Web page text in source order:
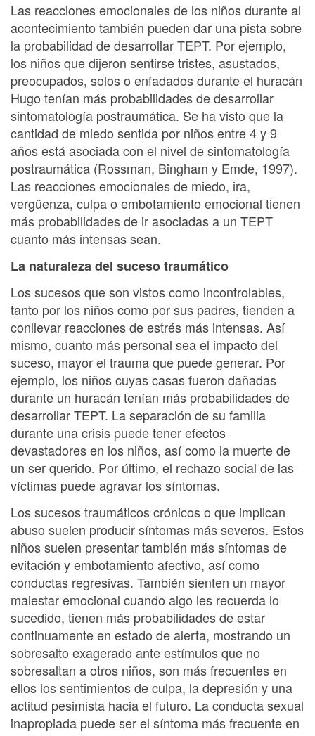
Las reacciones emocionales de los niños durante al
acontecimiento también pueden dar una pista sobre
la probabilidad de desarrollar TEPT. Por ejemplo,
los niños que dijeron sentirse tristes, asustados,
preocupados, solos o enfadados durante el huracán
Hugo tenían más probabilidades de desarrollar
sintomatología postraumática. Se ha visto que la
cantidad de miedo sentida por niños entre 4 y 9
años está asociada con el nivel de sintomatología
postraumática (Rossman, Bingham y Emde, 1997).
Las reacciones emocionales de miedo, ira,
vergüenza, culpa o embotamiento emocional tienen
más probabilidades de ir asociadas a un TEPT
cuanto más intensas sean.
La naturaleza del suceso traumático
Los sucesos que son vistos como incontrolables,
tanto por los niños como por sus padres, tienden a
conllevar reacciones de estrés más intensas. Así
mismo, cuanto más personal sea el impacto del
suceso, mayor el trauma que puede generar. Por
ejemplo, los niños cuyas casas fueron dañadas
durante un huracán tenían más probabilidades de
desarrollar TEPT. La separación de su familia
durante una crisis puede tener efectos
devastadores en los niños, así como la muerte de
un ser querido. Por último, el rechazo social de las
víctimas puede agravar los síntomas.
Los sucesos traumáticos crónicos o que implican
abuso suelen producir síntomas más severos. Estos
niños suelen presentar también más síntomas de
evitación y embotamiento afectivo, así como
conductas regresivas. También sienten un mayor
malestar emocional cuando algo les recuerda lo
sucedido, tienen más probabilidades de estar
continuamente en estado de alerta, mostrando un
sobresalto exagerado ante estímulos que no
sobresaltan a otros niños, son más frecuentes en
ellos los sentimientos de culpa, la depresión y una
actitud pesimista hacia el futuro. La conducta sexual
inapropiada puede ser el síntoma más frecuente en